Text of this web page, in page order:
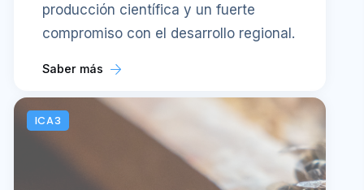
producción científica y un fuerte
compromiso con el desarrollo regional.
Saber más
ICA3